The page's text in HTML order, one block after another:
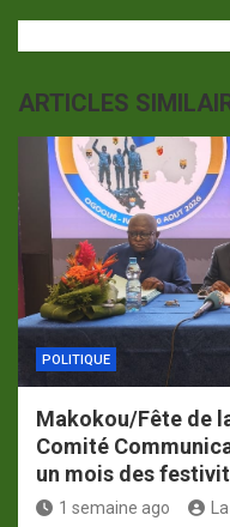
ARTICLES
POLITIQUE
Makokou/Fête de
Comité
un mois des
1 semaine ago